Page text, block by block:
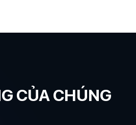
CỦA CHÚNG